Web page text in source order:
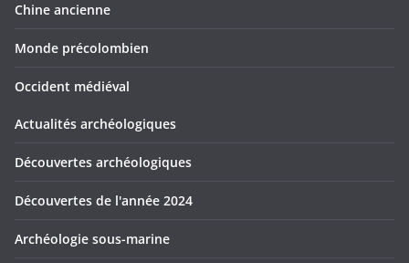
Chine ancienne
Monde précolombien
Occident médiéval
Actualités archéologiques
Découvertes archéologiques
Découvertes de l'année 2024
Archéologie sous-marine